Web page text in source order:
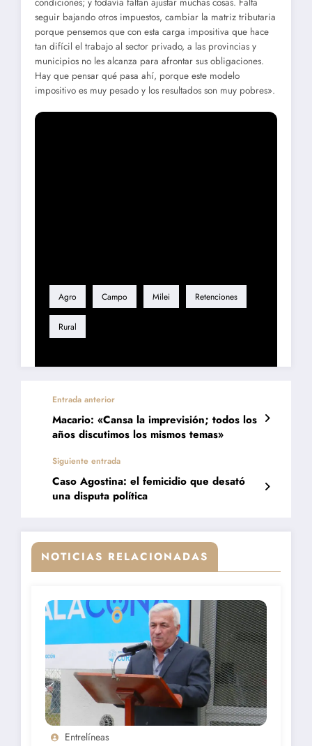
condiciones; y todavía faltan ajustar muchas cosas. Falta
seguir bajando otros impuestos, cambiar la matriz tributaria
porque pensemos que con esta carga impositiva que hace
tan difícil el trabajo al sector privado, a las provincias y
municipios no les alcanza para afrontar sus obligaciones.
Hay que pensar qué pasa ahí, porque este modelo
impositivo es muy pesado y los resultados son muy pobres».
Agro Campo Milei Retenciones
Rural
Entrada anterior
Macario: «Cansa la imprevisión; todos los
años discutimos los mismos temas»
Siguiente entrada
Caso Agostina: el femicidio que desató
una disputa política
NOTICIAS RELACIONADAS
Entrelíneas